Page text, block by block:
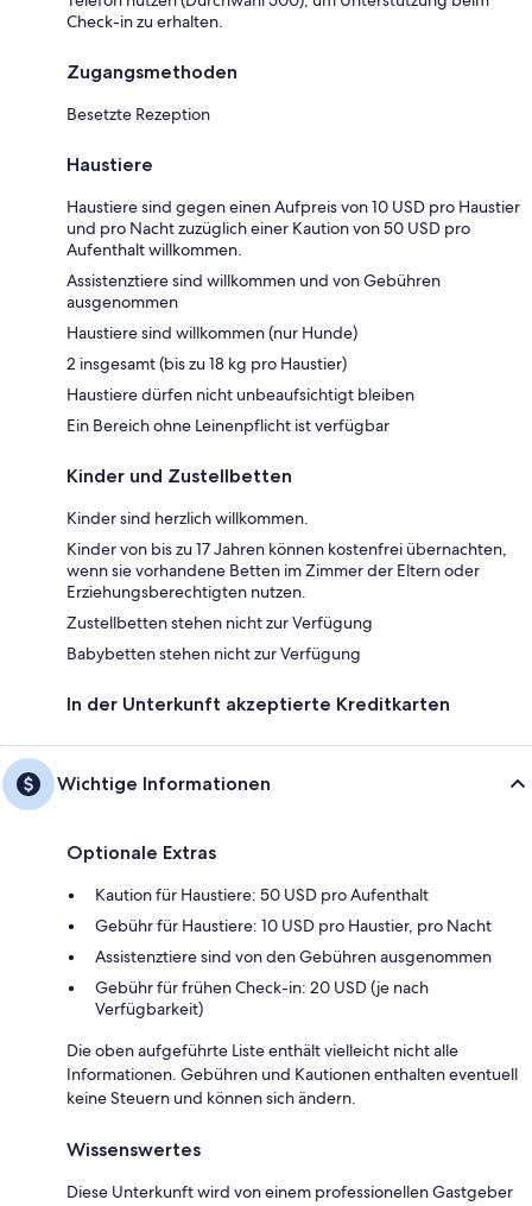
Check-in zu erhalten.
Zugangsmethoden
Besetzte Rezeption
Haustiere
Haustiere sind gegen einen Aufpreis von 10 USD pro Haustier
und pro Nacht zuzüglich einer Kaution von 50 USD pro
Aufenthalt willkommen.
Assistenztiere sind willkommen und von Gebühren
ausgenommen
Haustiere sind willkommen (nur Hunde)
2 insgesamt (bis zu 18 kg pro Haustier)
Haustiere dürfen nicht unbeaufsichtigt bleiben
Ein Bereich ohne Leinenpflicht ist verfügbar
Kinder und Zustellbetten
Kinder sind herzlich willkommen.
Kinder von bis zu 17 Jahren können kostenfrei übernachten,
wenn sie vorhandene Betten im Zimmer der Eltern oder
Erziehungsberechtigten nutzen.
Zustellbetten stehen nicht zur Verfügung
Babybetten stehen nicht zur Verfügung
In der Unterkunft akzeptierte Kreditkarten
Wichtige Informationen
Optionale Extras
Kaution für Haustiere: 50 USD pro Aufenthalt
Gebühr für Haustiere: 10 USD pro Haustier, pro Nacht
Assistenztiere sind von den Gebühren ausgenommen
Gebühr für frühen Check-in: 20 USD (je nach
Verfügbarkeit)
Die oben aufgeführte Liste enthält vielleicht nicht alle
Informationen. Gebühren und Kautionen enthalten eventuell
keine Steuern und können sich ändern.
Wissenswertes
Diese Unterkunft wird von einem professionellen Gastgeber